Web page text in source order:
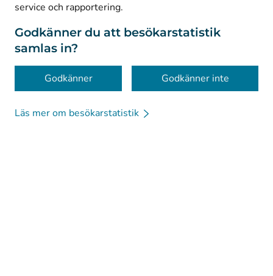
service och rapportering.
Godkänner du att besökarstatistik
samlas in?
Godkänner Godkänner inte
Läs mer om besökarstatistik
Dataskydd
Om webbplatsen
Tillgänglighet
Kakor